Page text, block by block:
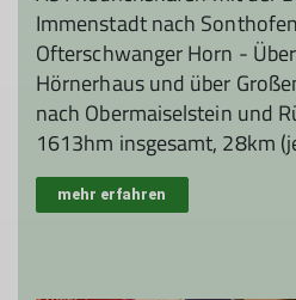
Immenstadt nach
Ofterschwanger Horn -
Hörnerhaus und über
nach Obermaiselstein und
1613hm insgesamt, 28km
mehr erfahren